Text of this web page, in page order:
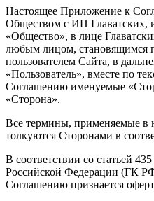
Настоящее Приложение к
Обществом с ИП Главатских,
«Общество», в лице
любым лицом, становящимся
пользователем Сайта, в
«Пользователь», вместе по
Соглашению именуемые
«Сторона».
Все термины, применяемые в
толкуются Сторонами в
В соответствии со статьей
Российской Федерации (ГК
Соглашению признается